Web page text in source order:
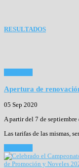
RESULTADOS
Apertura de
05 Sep 2020
A partir del 7 de
Las tarifas de las mismas,